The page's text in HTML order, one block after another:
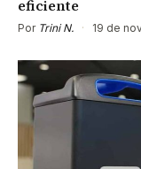
eficiente
Por Trini N. · 19 de